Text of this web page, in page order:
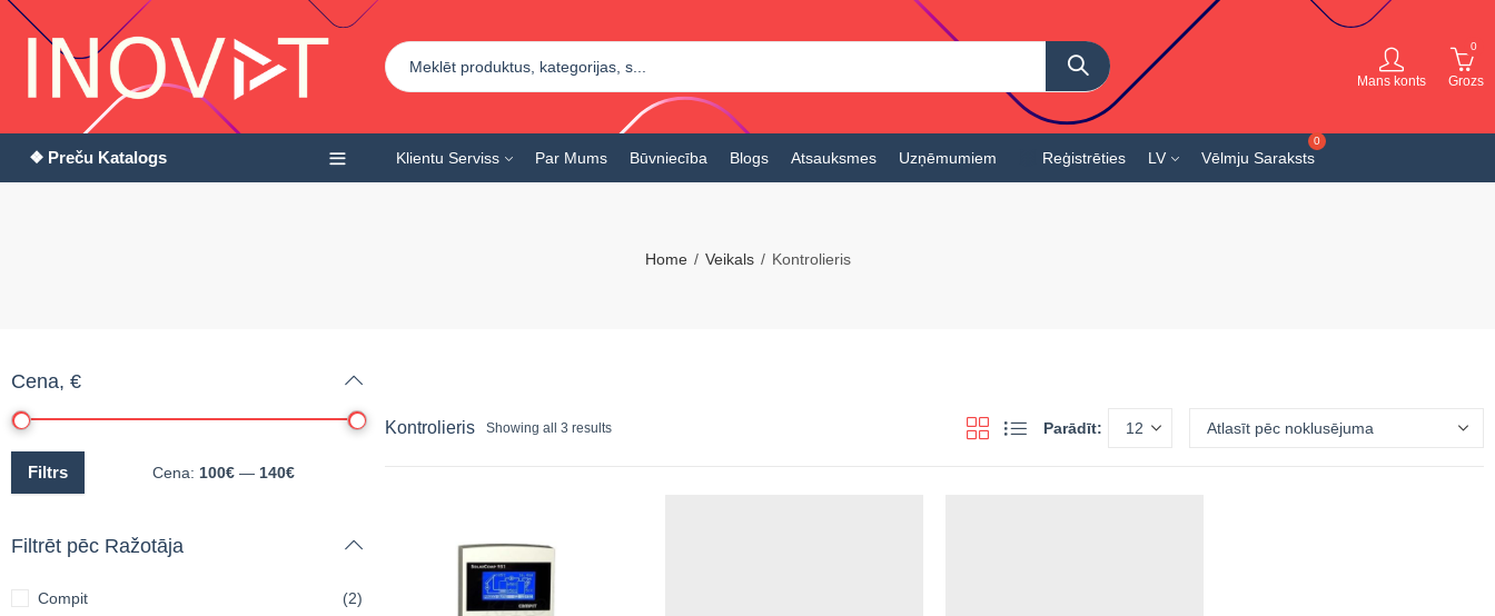
Mans konts
0
Grozs
❖ Preču Katalogs Klientu Serviss Par Mums Būvniecība Blogs Atsauksmes Uzņēmumiem Reģistrēties LV Vēlmju Saraksts
Home Veikals Kontrolieris
Kontrolieris Showing all 3 results Parādīt:
Cena, €
Filtrs Cena: 100€ — 140€
Filtrēt pēc Ražotāja
Compit (2)